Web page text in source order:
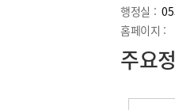
행정실 :
홈페이지 :
주요